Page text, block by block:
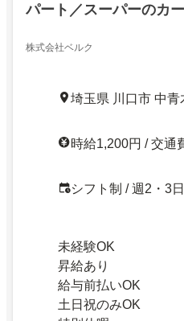
パート／スーパーのカ
株式会社ベルク
埼玉県 川口市 中
時給1,200円 / 交通
シフト制 / 週2・3
未経験OK
昇給あり
給与前払いOK
土日祝のみOK